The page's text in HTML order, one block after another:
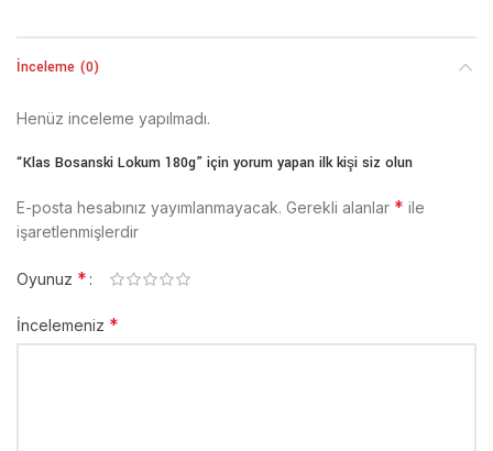
İnceleme (0)
Henüz inceleme yapılmadı.
“Klas Bosanski Lokum 180g” için yorum yapan ilk kişi siz olun
E-posta hesabınız yayımlanmayacak. Gerekli alanlar * ile
işaretlenmişlerdir
Oyunuz *
İncelemeniz *